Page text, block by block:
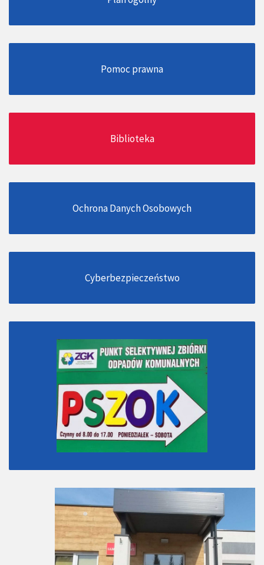
Pomoc prawna
Biblioteka
Ochrona Danych Osobowych
Cyberbezpieczeństwo